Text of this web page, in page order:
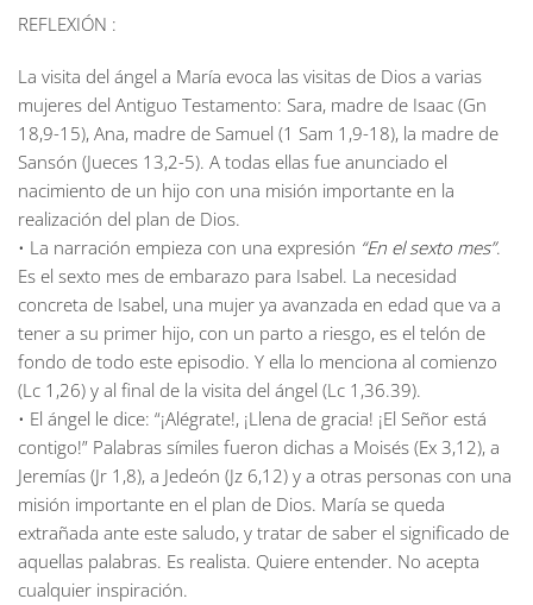
REFLEXIÓN :
La visita del ángel a María evoca las visitas de Dios a varias
mujeres del Antiguo Testamento: Sara, madre de Isaac (Gn
18,9-15), Ana, madre de Samuel (1 Sam 1,9-18), la madre de
Sansón (Jueces 13,2-5). A todas ellas fue anunciado el
nacimiento de un hijo con una misión importante en la
realización del plan de Dios.
• La narración empieza con una expresión “En el sexto mes”.
Es el sexto mes de embarazo para Isabel. La necesidad
concreta de Isabel, una mujer ya avanzada en edad que va a
tener a su primer hijo, con un parto a riesgo, es el telón de
fondo de todo este episodio. Y ella lo menciona al comienzo
(Lc 1,26) y al final de la visita del ángel (Lc 1,36.39).
• El ángel le dice: “¡Alégrate!, ¡Llena de gracia! ¡El Señor está
contigo!” Palabras símiles fueron dichas a Moisés (Ex 3,12), a
Jeremías (Jr 1,8), a Jedeón (Jz 6,12) y a otras personas con una
misión importante en el plan de Dios. María se queda
extrañada ante este saludo, y tratar de saber el significado de
aquellas palabras. Es realista. Quiere entender. No acepta
cualquier inspiración.